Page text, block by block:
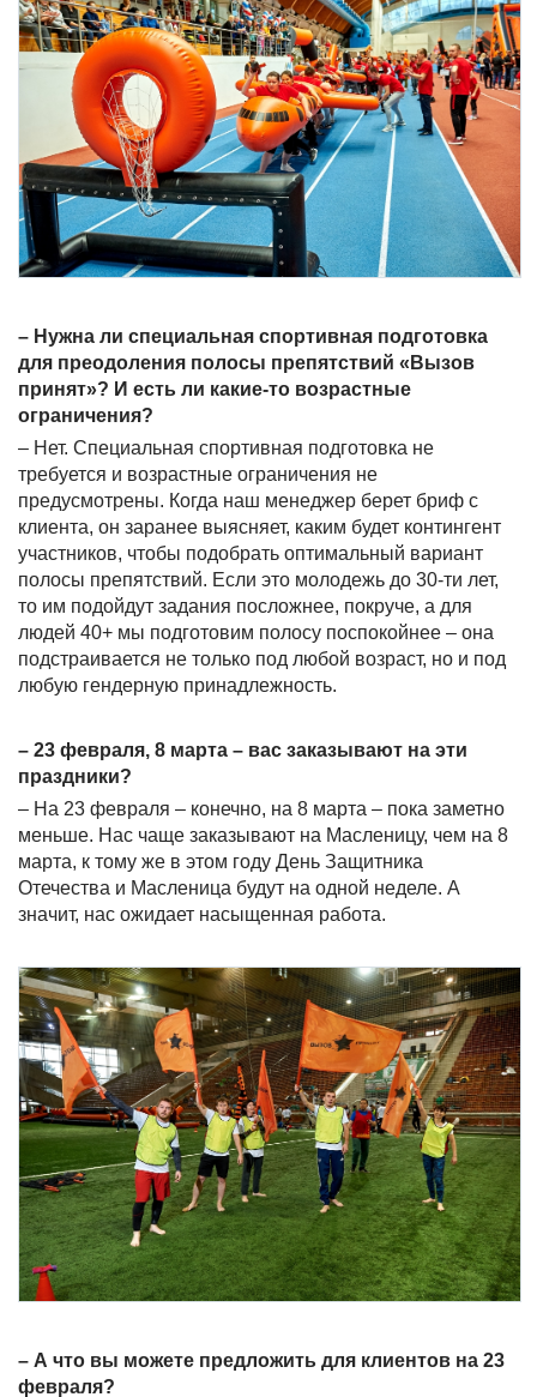
– Нужна ли специальная спортивная подготовка
для преодоления полосы препятствий «Вызов
принят»? И есть ли какие-то возрастные
ограничения?
– Нет. Специальная спортивная подготовка не
требуется и возрастные ограничения не
предусмотрены. Когда наш менеджер берет бриф с
клиента, он заранее выясняет, каким будет контингент
участников, чтобы подобрать оптимальный вариант
полосы препятствий. Если это молодежь до 30-ти лет,
то им подойдут задания посложнее, покруче, а для
людей 40+ мы подготовим полосу поспокойнее – она
подстраивается не только под любой возраст, но и под
любую гендерную принадлежность.
– 23 февраля, 8 марта – вас заказывают на эти
праздники?
– На 23 февраля – конечно, на 8 марта – пока заметно
меньше. Нас чаще заказывают на Масленицу, чем на 8
марта, к тому же в этом году День Защитника
Отечества и Масленица будут на одной неделе. А
значит, нас ожидает насыщенная работа.
– А что вы можете предложить для клиентов на 23
февраля?